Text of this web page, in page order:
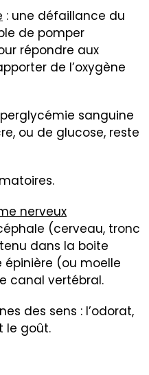
: une défaillance du
de pomper
répondre aux
de l’oxygène
sanguine
ou de glucose, reste
nerveux
(cerveau, tronc
dans la boite
(ou moelle
canal vertébral.
des sens : l’odorat,
le goût.